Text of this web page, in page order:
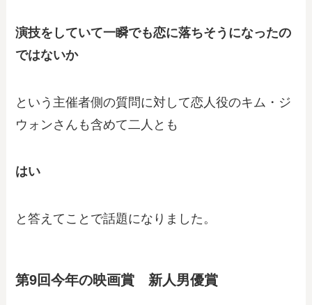
演技をしていて一瞬でも恋に落ちそうになったの
ではないか
という主催者側の質問に対して恋人役のキム・ジ
ウォンさんも含めて二人とも
はい
と答えてことで話題になりました。
第9回今年の映画賞 新人男優賞